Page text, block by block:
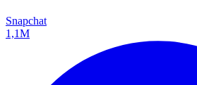
Snapchat
1,1M